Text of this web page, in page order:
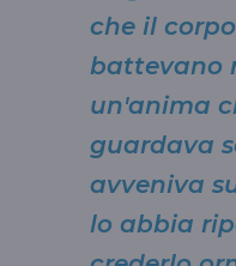
che il
battevano
un'anima
guardava
avveniva
lo abbia